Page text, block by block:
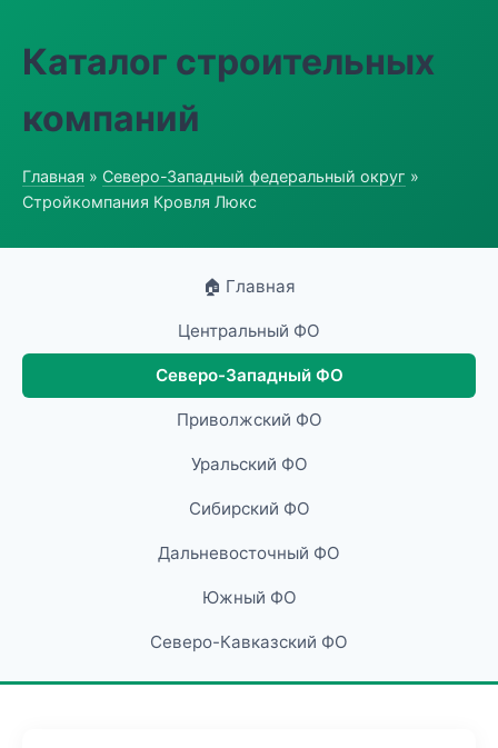
Каталог строительных
компаний
Главная » Северо-Западный федеральный округ »
Стройкомпания Кровля Люкс
🏠 Главная
Центральный ФО
Северо-Западный ФО
Приволжский ФО
Уральский ФО
Сибирский ФО
Дальневосточный ФО
Южный ФО
Северо-Кавказский ФО